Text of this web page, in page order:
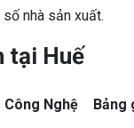
nhà sản xuất.
tại Huế
Công Nghệ
Bảng